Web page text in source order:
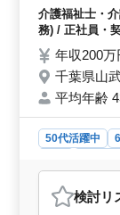
介護福祉士・
務) / 正社員・
年収200
千葉県山
平均年齢
50代活躍中
おすすめポ
検討リ